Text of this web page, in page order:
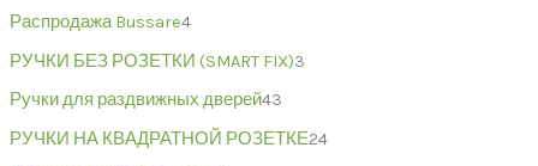
Распродажа Bussare4
РУЧКИ БЕЗ РОЗЕТКИ (SMART FIX)3
Ручки для раздвижных дверей43
РУЧКИ НА КВАДРАТНОЙ РОЗЕТКЕ24